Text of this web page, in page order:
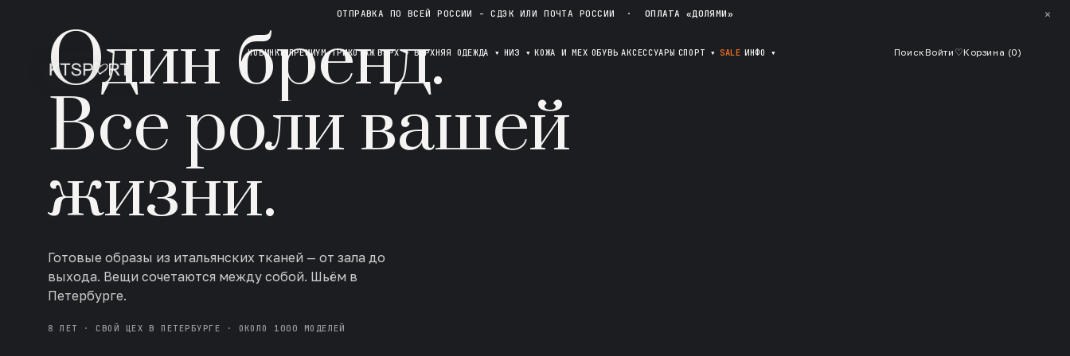
ОТПРАВКА ПО ВСЕЙ РОССИИ - СДЭК ИЛИ ПОЧТА РОССИИ · ОПЛАТА «ДОЛЯМИ» ✕
НОВИНКИ ПРЕМИУМ ТРИКОТАЖ ВЕРХ▾ ВЕРХНЯЯ ОДЕЖДА ▾ НИЗ ▾ КОЖА И МЕХ ОБУВЬ АКСЕССУАРЫ СПОРТ ▾ SALE ИНФО ▾ ПоискВойти ♡Корзина (0)
Один бренд.
Все роли вашей
жизни.
Готовые образы из итальянских тканей — от зала до
выхода. Вещи сочетаются между собой. Шьём в
Петербурге.
8 ЛЕТ · СВОЙ ЦЕХ В ПЕТЕРБУРГЕ · ОКОЛО 1000 МОДЕЛЕЙ